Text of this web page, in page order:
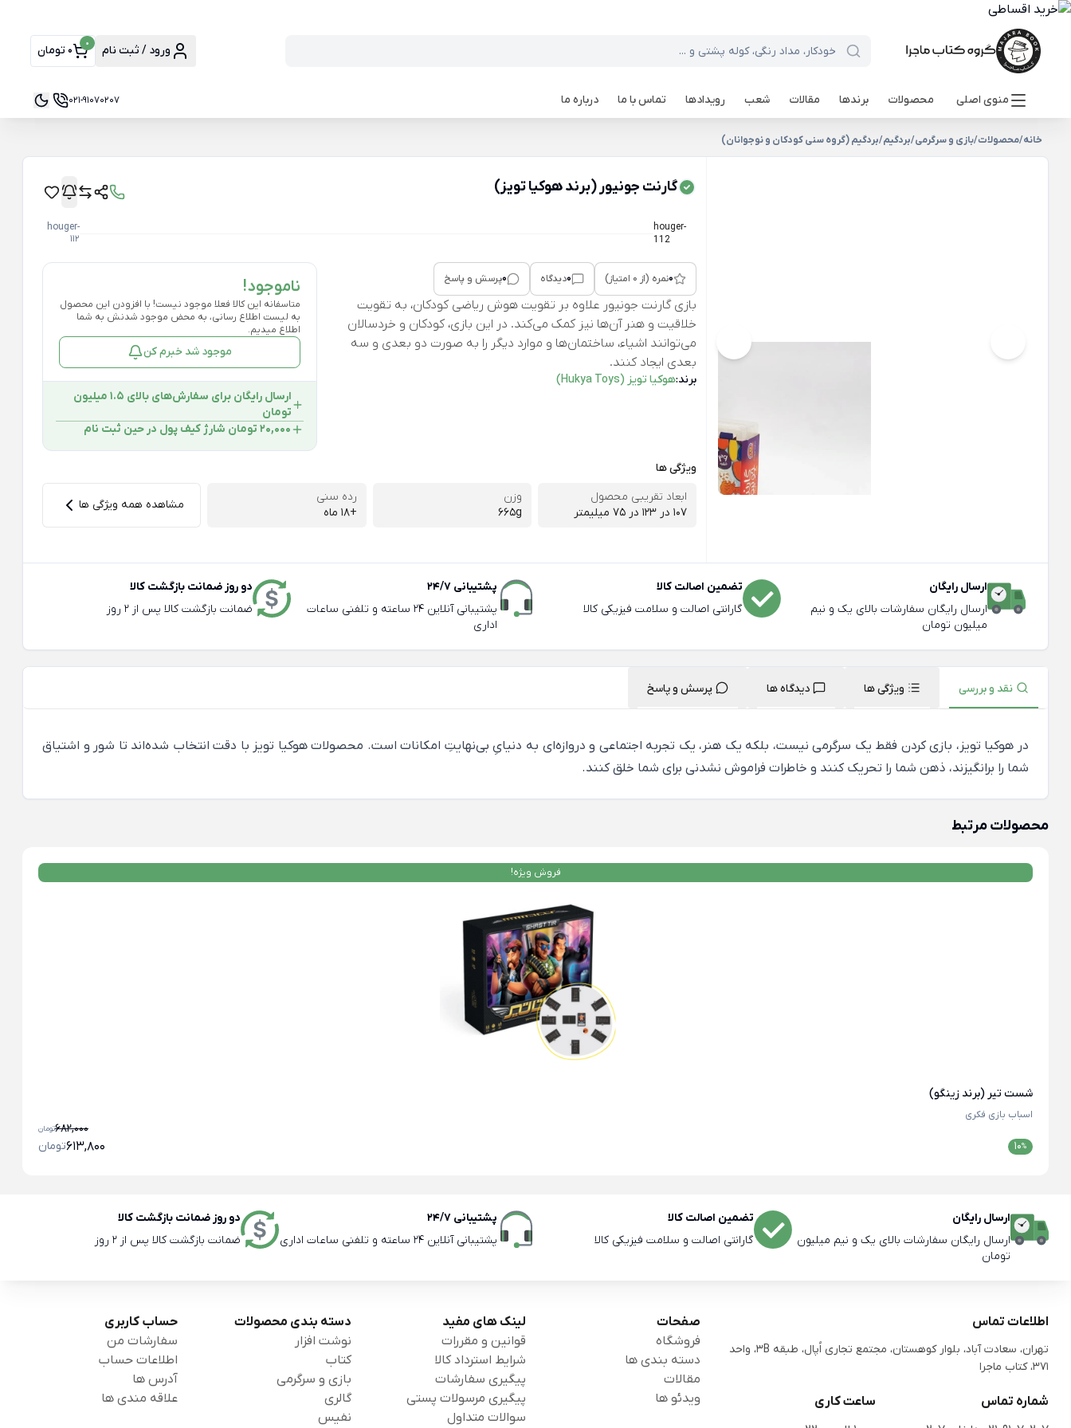
ورود / ثبت نام 0 0 تومان
منوی اصلی محصولات برندها مقالات شعب رویدادها تماس با ما درباره ما 021-91070207
خانه/محصولات/بازی و سرگرمی/بردگیم/بردگیم (گروه سنی کودکان و نوجوانان)
گارنت جونیور (برند هوکیا تویز)
houger-
112
houger-
112
0نمره (از 0 امتیاز) 0دیدگاه 0پرسش و پاسخ
بازی گارنت جونیور علاوه بر تقویت هوش ریاضی کودکان، به تقویت
خلاقیت و هنر آن‌ها نیز کمک می‌کند. در این بازی، کودکان و خردسالان
می‌توانند اشیاء، ساختمان‌ها و موارد دیگر را به صورت دو بعدی و سه
بعدی ایجاد کنند.
برند:هوکیا تویز (Hukya Toys)
ناموجود!
متاسفانه این کالا فعلا موجود نیست! با افزودن این محصول
به لیست اطلاع رسانی، به محض موجود شدنش به شما
اطلاع میدیم.
موجود شد خبرم کن
ارسال رایگان برای سفارش‌های بالای 1.5 میلیون
تومان
۲۰,۰۰۰ تومان شارژ کیف پول در حین ثبت ‌نام
ویژگی ها
ابعاد تقریبی محصول
107 در 123 در 75 میلیمتر
وزن
665g
رده سنی
+18 ماه
مشاهده همه ویژگی ها
ارسال رایگان
ارسال رایگان سفارشات بالای یک و نیم
میلیون تومان
تضمین اصالت کالا
گارانتی اصالت و سلامت فیزیکی کالا
پشتیبانی 24/7
پشتیبانی آنلاین 24 ساعته و تلفنی ساعات
اداری
دو روز ضمانت بازگشت کالا
ضمانت بازگشت کالا پس از 2 روز
نقد و بررسی ویژگی ها دیدگاه ها پرسش و پاسخ
در هوکیا تویز، بازی کردن فقط یک سرگرمی نیست، بلکه یک هنر، یک تجربه اجتماعی و دروازه‌ای به دنیایِ بی‌نهایتِ امکانات است. محصولات هوکیا تویز با دقت انتخاب شده‌اند تا شور و اشتیاق
شما را برانگیزند، ذهن شما را تحریک کنند و خاطرات فراموش نشدنی برای شما خلق کنند.
محصولات مرتبط
فروش ویژه!
شست تیر (برند زینگو)
اسباب بازی فکری
تومان682,000
%
10 تومان613,800
ارسال رایگان
ارسال رایگان سفارشات بالای یک و نیم میلیون
تومان
تضمین اصالت کالا
گارانتی اصالت و سلامت فیزیکی کالا
پشتیبانی 24/7
پشتیبانی آنلاین 24 ساعته و تلفنی ساعات اداری
دو روز ضمانت بازگشت کالا
ضمانت بازگشت کالا پس از 2 روز
اطلاعات تماس
تهران، سعادت آباد، بلوار کوهستان، مجتمع تجاری اُپال، طبقه 3B، واحد
371، کتاب ماجرا
شماره تماس
ساعت کاری
صفحات
فروشگاه
دسته بندی ها
مقالات
ویدئو ها
لینک های مفید
قوانین و مقررات
شرایط استرداد کالا
پیگیری سفارشات
پیگیری مرسولات پستی
سوالات متداول
دسته بندی محصولات
نوشت افزار
کتاب
بازی و سرگرمی
گالری
نفیس
حساب کاربری
سفارشات من
اطلاعات حساب
آدرس ها
علاقه مندی ها